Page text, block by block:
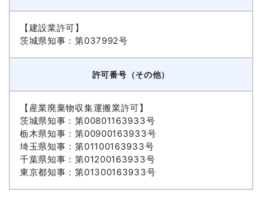
【建設業許可】
茨城県知事：第037992号
許可番号（その他）
【産業廃棄物収集運搬業許可】
茨城県知事：第00801163933号
栃木県知事：第00900163933号
埼玉県知事：第01100163933号
千葉県知事：第01200163933号
東京都知事：第01300163933号